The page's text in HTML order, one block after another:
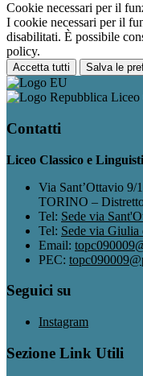
Cookie necessari per il
I cookie necessari per il
disabilitati. È possibile
policy.
Accetta tutti Salva le
Liceo
Contatti
Liceo Classico e
Via Sant’Ottavio
TORINO –
Tel: Sede via
Tel: Sede via Giulia
Email:
PEC:
Seguici su
Instagram
Sezione Link Utili